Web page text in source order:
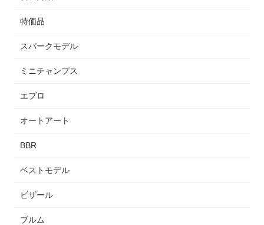
特価品
スパークモデル
ミニチャンプス
エブロ
オートアート
BBR
ベストモデル
ビザール
ブルム